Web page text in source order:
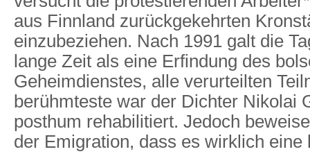
aus Finnland zurückgekehrten
einzubeziehen. Nach 1991 galt die
lange Zeit als eine Erfindung des
Geheimdienstes, alle verurteilten
berühmteste war der Dichter Nikolai
posthum rehabilitiert. Jedoch
der Emigration, dass es wirklich eine